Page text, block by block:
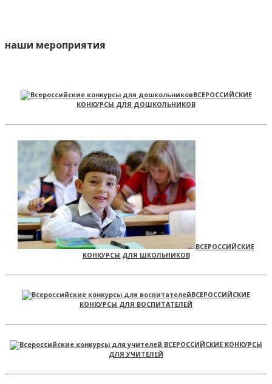
наши мероприятия
ВСЕРОССИЙСКИЕ
КОНКУРСЫ ДЛЯ ДОШКОЛЬНИКОВ
ВСЕРОССИЙСКИЕ
КОНКУРСЫ ДЛЯ ШКОЛЬНИКОВ
ВСЕРОССИЙСКИЕ
КОНКУРСЫ ДЛЯ ВОСПИТАТЕЛЕЙ
ВСЕРОССИЙСКИЕ КОНКУРСЫ
ДЛЯ УЧИТЕЛЕЙ